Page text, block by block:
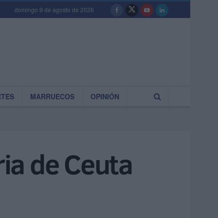
domingo 9 de agosto de 2026
MARRUECOS OPINIÓN
de Ceuta